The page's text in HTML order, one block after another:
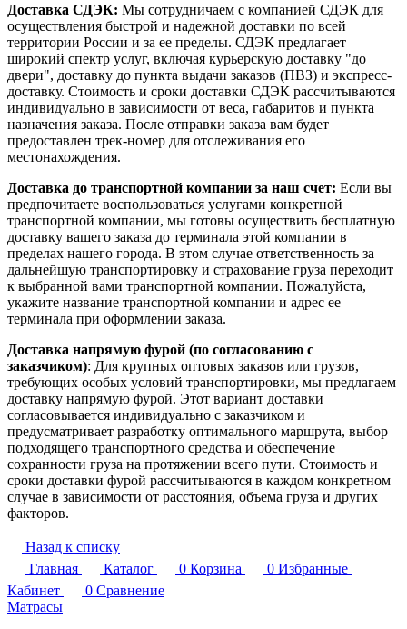
Доставка СДЭК: Мы сотрудничаем с компанией СДЭК для
осуществления быстрой и надежной доставки по всей
территории России и за ее пределы. СДЭК предлагает
широкий спектр услуг, включая курьерскую доставку "до
двери", доставку до пункта выдачи заказов (ПВЗ) и экспресс-
доставку. Стоимость и сроки доставки СДЭК рассчитываются
индивидуально в зависимости от веса, габаритов и пункта
назначения заказа. После отправки заказа вам будет
предоставлен трек-номер для отслеживания его
местонахождения.
Доставка до транспортной компании за наш счет: Если вы
предпочитаете воспользоваться услугами конкретной
транспортной компании, мы готовы осуществить бесплатную
доставку вашего заказа до терминала этой компании в
пределах нашего города. В этом случае ответственность за
дальнейшую транспортировку и страхование груза переходит
к выбранной вами транспортной компании. Пожалуйста,
укажите название транспортной компании и адрес ее
терминала при оформлении заказа.
Доставка напрямую фурой (по согласованию с
заказчиком): Для крупных оптовых заказов или грузов,
требующих особых условий транспортировки, мы предлагаем
доставку напрямую фурой. Этот вариант доставки
согласовывается индивидуально с заказчиком и
предусматривает разработку оптимального маршрута, выбор
подходящего транспортного средства и обеспечение
сохранности груза на протяжении всего пути. Стоимость и
сроки доставки фурой рассчитываются в каждом конкретном
случае в зависимости от расстояния, объема груза и других
факторов.
Назад к списку
Главная
Каталог 0 Корзина 0 Избранные
Кабинет
0 Сравнение
Матрасы